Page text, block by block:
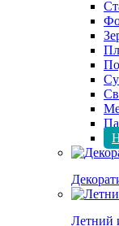
Летний